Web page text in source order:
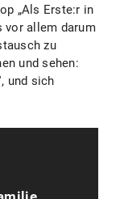
„Als Erste:r in
vor allem darum
zu
und sehen:
und sich